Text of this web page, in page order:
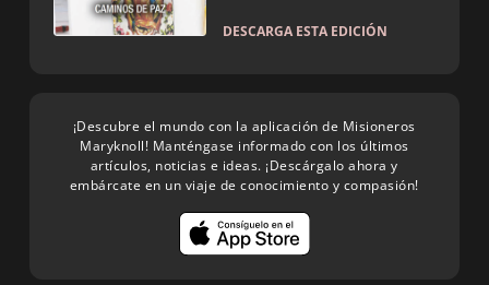
DESCARGA ESTA EDICIÓN
¡Descubre el mundo con la aplicación de Misioneros
Maryknoll! Manténgase informado con los últimos
artículos, noticias e ideas. ¡Descárgalo ahora y
embárcate en un viaje de conocimiento y compasión!